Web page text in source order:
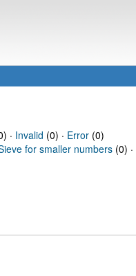
· Invalid (0) · Error(0)
for smaller numbers (0) ·